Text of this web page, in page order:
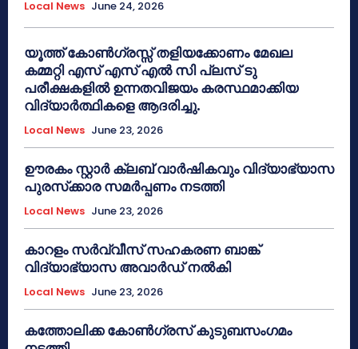
Local News June 24, 2026
യൂത്ത് കോൺഗ്രസ്സ് തളിയക്കോണം മേഖല
കമ്മറ്റി എസ് എസ് എൽ സി പ്ലസ് ടു
പരീക്ഷകളിൽ ഉന്നതവിജയം കരസ്ഥമാക്കിയ
വിദ്യാർത്ഥികളെ ആദരിച്ചു.
Local News June 23, 2026
ഊരകം സ്റ്റാർ ക്ലബ് വാർഷികവും വിദ്യാഭ്യാസ
പുരസ്‌ക്കാര സമർപ്പണം നടത്തി
Local News June 23, 2026
കാറളം സർവ്വീസ് സഹകരണ ബാങ്ക്
വിദ്യാഭ്യാസ അവാർഡ് നൽകി
Local News June 23, 2026
കത്തോലിക്ക കോൺഗ്രസ് കുടുബസംഗമം